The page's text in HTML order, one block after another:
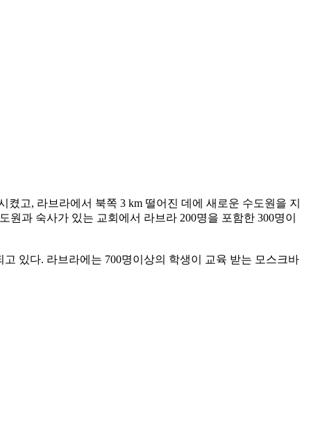
고, 라브라에서 북쪽 3 km 떨어진 데에 새로운 수도원을 지
과 숙사가 있는 교회에서 라브라 200명을 포함한 300명이
있다. 라브라에는 700명이상의 학생이 교육 받는 모스크바